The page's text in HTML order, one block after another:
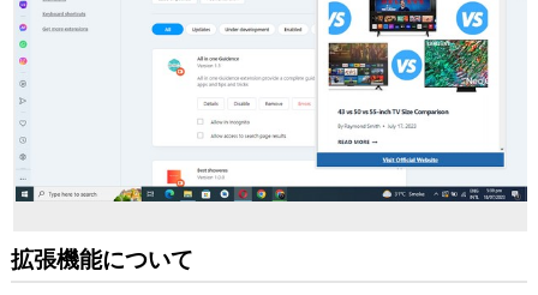
拡張機能について